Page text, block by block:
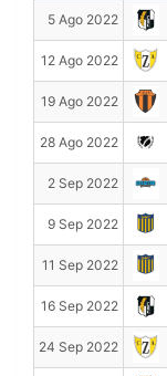
VS
5 Ago 2022
12 Ago 2022
19 Ago 2022
28 Ago 2022
2 Sep 2022
9 Sep 2022
11 Sep 2022
16 Sep 2022
24 Sep 2022